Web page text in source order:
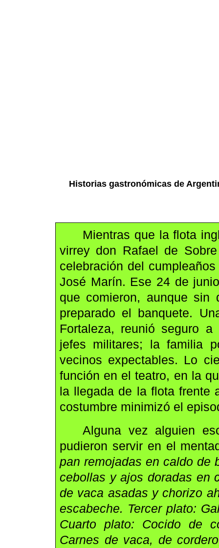
Historias gastronómicas de
Mientras que la flota
virrey don Rafael de
celebración del
José Marín. Ese 24 de
que comieron, aunque sin
preparado el banquete.
Fortaleza, reunió seguro
jefes militares; la familia
vecinos expectables. Lo
función en el teatro, en la
la llegada de la flota frente
costumbre minimizó el
Alguna vez alguien
pudieron servir en el
pan remojadas en caldo de
cebollas y ajos doradas en
de vaca asadas y chorizo
escabeche. Tercer plato:
Cuarto plato: Cocido de
Carnes de vaca, de